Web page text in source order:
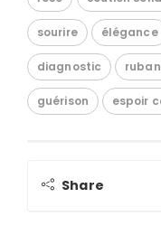
sourire élégance
diagnostic
guérison espoir
Share